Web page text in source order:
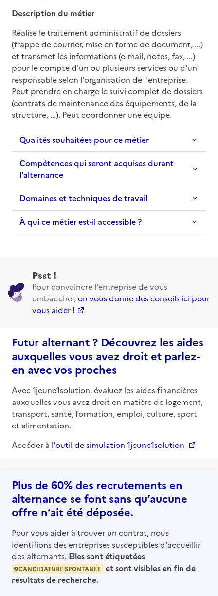
Description du métier
Réalise le traitement administratif de dossiers
(frappe de courrier, mise en forme de document, ...)
et transmet les informations (e-mail, notes, fax, ...)
pour le compte d'un ou plusieurs services ou d'un
responsable selon l'organisation de l'entreprise.
Peut prendre en charge le suivi complet de dossiers
(contrats de maintenance des équipements, de la
structure, ...). Peut coordonner une équipe.
Qualités souhaitées pour ce métier
Compétences qui seront acquises durant
l'alternance
Domaines et techniques de travail
À qui ce métier est-il accessible ?
Psst !
Pour convaincre l'entreprise de vous
embaucher,on vous donne des conseils ici pour
vous aider !
Futur alternant ? Découvrez les aides
auxquelles vous avez droit et parlez-
en avec vos proches
Avec 1jeune1solution, évaluez les aides financières
auxquelles vous avez droit en matière de logement,
transport, santé, formation, emploi, culture, sport
et alimentation.
Accéder à l'outil de simulation 1jeune1solution
Plus de 60% des recrutements en
alternance se font sans qu’aucune
offre n’ait été déposée.
Pour vous aider à trouver un contrat, nous
identifions des entreprises susceptibles d'accueillir
des alternants. Elles sont étiquetées
CANDIDATURE SPONTANÉE
et sont visibles en fin de
résultats de recherche.